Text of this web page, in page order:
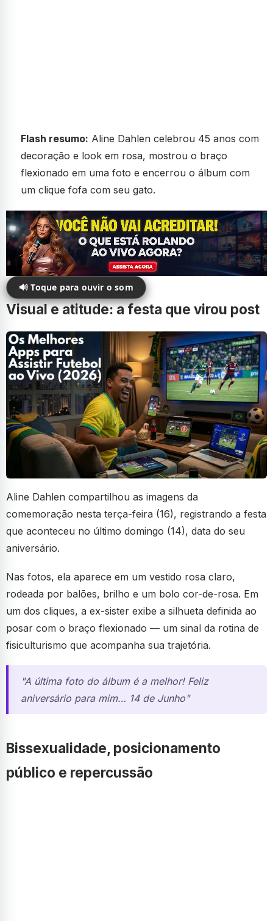
Flash resumo: Aline Dahlen celebrou 45 anos com
decoração e look em rosa, mostrou o braço
flexionado em uma foto e encerrou o álbum com
um clique fofa com seu gato.
🔊 Toque para ouvir o som
Visual e atitude: a festa que virou post
Aline Dahlen compartilhou as imagens da
comemoração nesta terça-feira (16), registrando a festa
que aconteceu no último domingo (14), data do seu
aniversário.
Nas fotos, ela aparece em um vestido rosa claro,
rodeada por balões, brilho e um bolo cor-de-rosa. Em
um dos cliques, a ex-sister exibe a silhueta definida ao
posar com o braço flexionado — um sinal da rotina de
fisiculturismo que acompanha sua trajetória.
"A última foto do álbum é a melhor! Feliz
aniversário para mim… 14 de Junho"
Bissexualidade, posicionamento
público e repercussão